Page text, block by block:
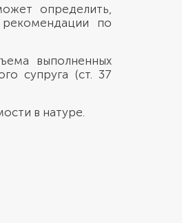
определить,
рекомендации по
выполненных
супруга (ст. 37
в натуре.